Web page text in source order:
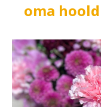
oma